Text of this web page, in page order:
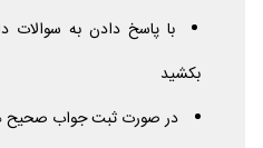
با پاسخ دادن به
بکشید
در صورت ثبت جواب صحیح هر سوال 500 یا